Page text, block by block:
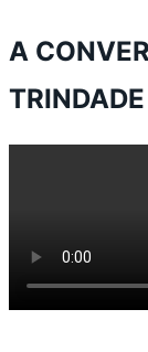
A
TRINDADE